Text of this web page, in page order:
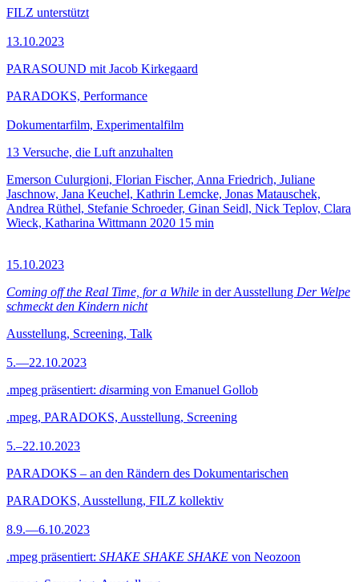
FILZ unterstützt
13.10.2023
PARASOUND mit Jacob Kirkegaard
PARADOKS, Performance
Dokumentarfilm, Experimentalfilm
13 Versuche, die Luft anzuhalten
Emerson Culurgioni, Florian Fischer, Anna Friedrich, Juliane
Jaschnow, Jana Keuchel, Kathrin Lemcke, Jonas Matauschek,
Andrea Rüthel, Stefanie Schroeder, Ginan Seidl, Nick Teplov, Clara
Wieck, Katharina Wittmann 2020 15 min
15.10.2023
Coming off the Real Time, for a While in der Ausstellung Der Welpe
schmeckt den Kindern nicht
Ausstellung, Screening, Talk
5.—22.10.2023
.mpeg präsentiert: disarming von Emanuel Gollob
.mpeg, PARADOKS, Ausstellung, Screening
5.–22.10.2023
PARADOKS – an den Rändern des Dokumentarischen
PARADOKS, Ausstellung, FILZ kollektiv
8.9.—6.10.2023
.mpeg präsentiert: SHAKE SHAKE SHAKE von Neozoon